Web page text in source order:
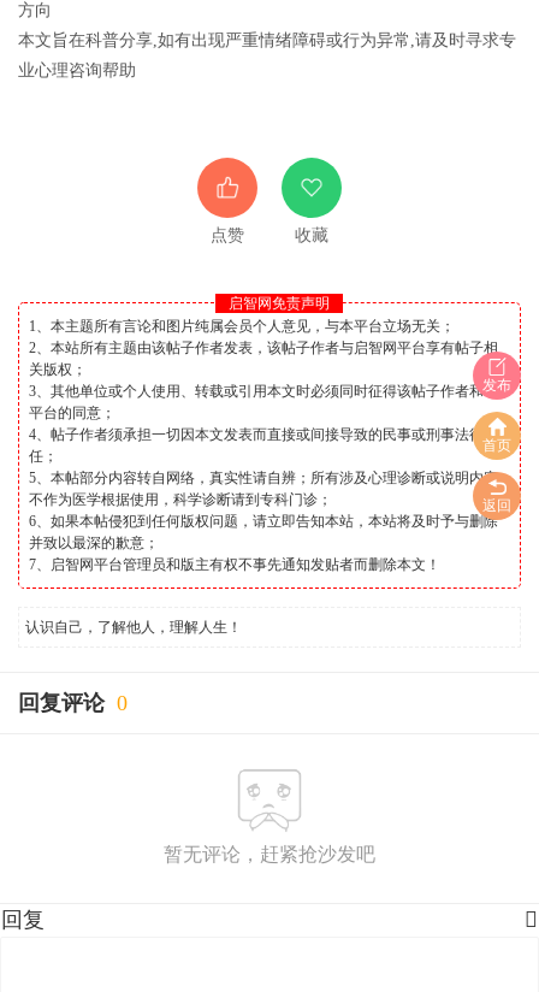
方向
本文旨在科普分享,如有出现严重情绪障碍或行为异常,请及时寻求专
业心理咨询帮助
点赞 收藏
启智网免责声明
1、本主题所有言论和图片纯属会员个人意见，与本平台立场无关；
2、本站所有主题由该帖子作者发表，该帖子作者与启智网平台享有帖子相
关版权；
3、其他单位或个人使用、转载或引用本文时必须同时征得该帖子作者和本
平台的同意；
4、帖子作者须承担一切因本文发表而直接或间接导致的民事或刑事法律责
任；
5、本帖部分内容转自网络，真实性请自辨；所有涉及心理诊断或说明内容
不作为医学根据使用，科学诊断请到专科门诊；
6、如果本帖侵犯到任何版权问题，请立即告知本站，本站将及时予与删除
并致以最深的歉意；
7、启智网平台管理员和版主有权不事先通知发贴者而删除本文！
认识自己，了解他人，理解人生！
回复评论 0
暂无评论，赶紧抢沙发吧
发布
首页
返回

回复